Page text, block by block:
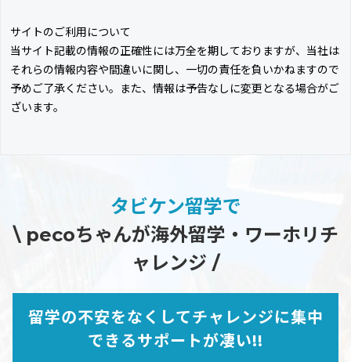
サイトのご利用について
当サイト記載の情報の正確性には万全を期しておりますが、当社は
それらの情報内容や間違いに関し、一切の責任を負いかねますので
予めご了承ください。また、情報は予告なしに変更となる場合がご
ざいます。
タビケン留学で
\ pecoちゃんが海外留学・ワーホリチ
ャレンジ /
留学の不安をなくしてチャレンジに集中
できるサポートが凄い!!